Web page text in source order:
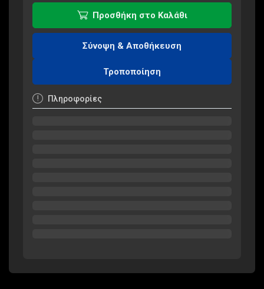
Προσθήκη στο Καλάθι
Σύνοψη & Αποθήκευση
Τροποποίηση
Πληροφορίες